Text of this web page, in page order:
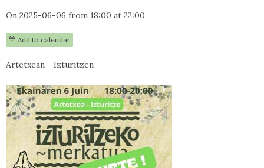
On 2025-06-06 from 18:00 at 22:00
Add to calendar
Artetxean - Izturitzen